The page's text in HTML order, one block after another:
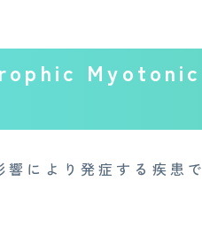
Myotonic
により発症する疾患で